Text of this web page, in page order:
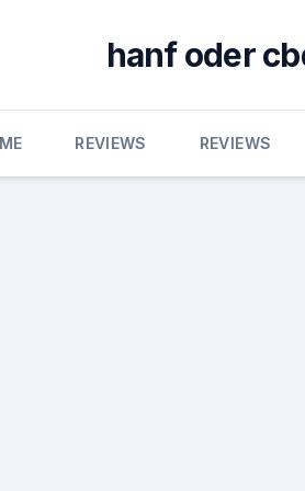
hanf oder
REVIEWS REVIEWS